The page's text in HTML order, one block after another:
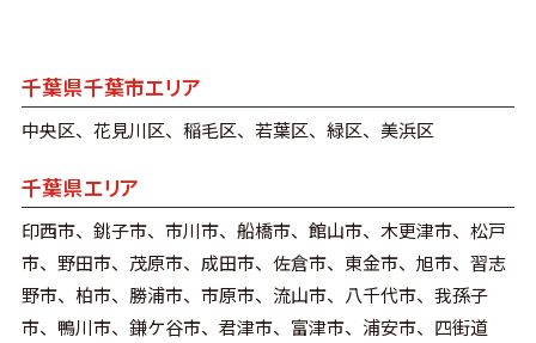
千葉県千葉市エリア
中央区、花見川区、稲毛区、若葉区、緑区、美浜区
千葉県エリア
印西市、銚子市、市川市、船橋市、館山市、木更津市、松戸
市、野田市、茂原市、成田市、佐倉市、東金市、旭市、習志
野市、柏市、勝浦市、市原市、流山市、八千代市、我孫子
市、鴨川市、鎌ケ谷市、君津市、富津市、浦安市、四街道